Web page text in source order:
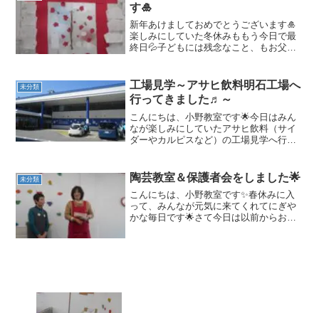
す🎍
新年あけましておめでとうございます🎍
楽しみにしていた冬休みももう今日で最
終日💦子どもには残念なこと、もお父さ
日から新年スタート✨さっそく子どもた
ちの元気な声が響いていま...
未分類
工場見学～アサヒ飲料明石工場へ
行ってきました♬～
こんにちは、小野教室です🌟今日はみん
なが楽しみにしていたアサヒ飲料（サイ
ダーやカルピスなど）の工場見学へ行っ
ん？？？」などワクワクしっぱなし🌟お
弁当を早めに食べていざ出発🚙゠３...
未分類 陶芸教室＆保護者会をしました🌟
こんにちは、小野教室です✨春休みに入
って、みんなが元気に来てくれてにぎや
かな毎日です🌟さて今日は以前からお伝